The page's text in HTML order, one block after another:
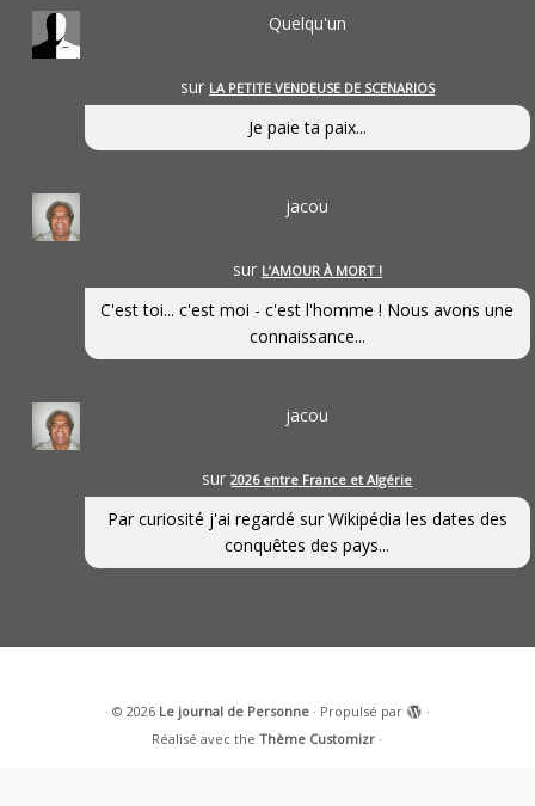
Quelqu'un
sur LA PETITE VENDEUSE DE SCENARIOS
Je paie ta paix...
jacou
sur L’AMOUR À MORT !
C'est toi... c'est moi - c'est l'homme ! Nous avons une
connaissance...
jacou
sur2026 entre France et Algérie
Par curiosité j'ai regardé sur Wikipédia les dates des
conquêtes des pays...
· © 2026 Le journal de Personne· Propulsé par
·
Réalisé avec theThème Customizr ·